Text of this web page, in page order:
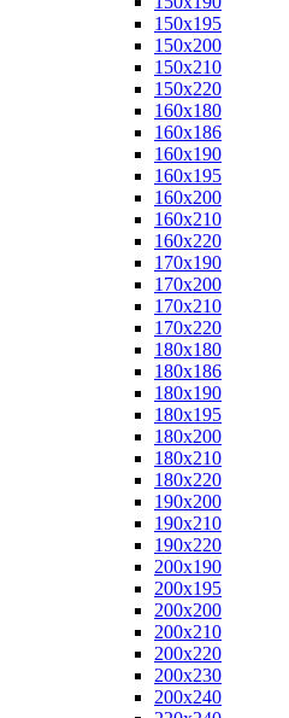
150x195
150x200
150x210
150x220
160x180
160x186
160x190
160x195
160x200
160x210
160x220
170x190
170x200
170x210
170x220
180x180
180x186
180x190
180x195
180x200
180x210
180x220
190x200
190x210
190x220
200x190
200x195
200x200
200x210
200x220
200x230
200x240